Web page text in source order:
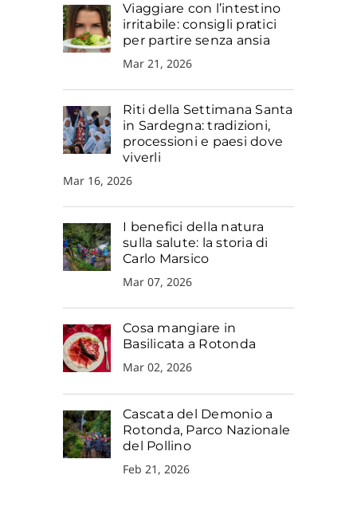
Viaggiare con l’intestino
irritabile: consigli pratici
per partire senza ansia
Mar 21, 2026
Riti della Settimana Santa
in Sardegna: tradizioni,
processioni e paesi dove
viverli
Mar 16, 2026
I benefici della natura
sulla salute: la storia di
Carlo Marsico
Mar 07, 2026
Cosa mangiare in
Basilicata a Rotonda
Mar 02, 2026
Cascata del Demonio a
Rotonda, Parco Nazionale
del Pollino
Feb 21, 2026